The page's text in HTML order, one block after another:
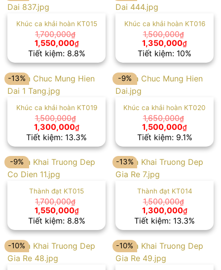
Khúc ca khải hoàn KT015
1,700,000₫
Giá
gốc
là:
1,700,000₫.
1,550,000₫Giá
hiện
tại
là:
1,550,000₫.
Tiết kiệm: 8.8%
Khúc ca khải hoàn KT016
1,500,000₫
Giá
gốc
là:
1,500,000₫.
1,350,000₫Giá
hiện
tại
là:
Tiết kiệm: 10%
-13%
Khúc ca khải hoàn KT019
1,500,000₫
Giá
gốc
là:
1,500,000₫.
1,300,000₫Giá
hiện
tại
là:
1,300,000₫.
Tiết kiệm: 13.3%
-9%
Khúc ca khải hoàn KT020
1,650,000₫
Giá
gốc
là:
1,650,000₫.
1,500,000₫Giá
hiện
tại
là:
Tiết kiệm: 9.1%
-9%
Thành đạt KT015
1,700,000₫
Giá
gốc
là:
1,700,000₫.
1,550,000₫Giá
hiện
tại
là:
1,550,000₫.
Tiết kiệm: 8.8%
-13%
Thành đạt KT014
1,500,000₫
Giá
gốc
là:
1,500,000₫.
1,300,000₫Giá
hiện
tại
là:
Tiết kiệm: 13.3%
-10% -10%